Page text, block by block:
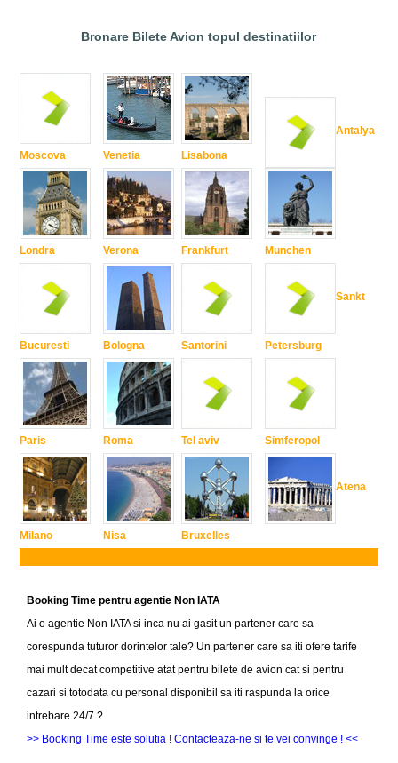
Bronare Bilete Avion topul destinatiilor
Moscova
Londra
Bucuresti
Paris
Milano
Venetia
Verona
Bologna
Roma
Nisa
Lisabona
Frankfurt
Santorini
Tel aviv
Bruxelles
Antalya
Munchen
Sankt
Petersburg
Simferopol
Atena
Booking Time pentru agentie Non IATA
Ai o agentie Non IATA si inca nu ai gasit un partener care sa
corespunda tuturor dorintelor tale? Un partener care sa iti ofere tarife
mai mult decat competitive atat pentru bilete de avion cat si pentru
cazari si totodata cu personal disponibil sa iti raspunda la orice
intrebare 24/7 ?
>> Booking Time este solutia ! Contacteaza-ne si te vei convinge ! <<